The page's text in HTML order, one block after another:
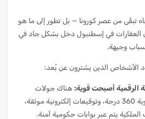
تبقّى من عصر كورونا — بل تطور إلى ما هو
في إسطنبول دخل بشكل جاد في
وجيهة.
الأشخاص الذين يشترون عن بُعد:
الرقمية أصبحت قوية: هناك جولات
افتراضية بزاوية 360 درجة، وتوقيعات إلكترونية موثقة،
يتم عبر بوابات حكومية آمنة.